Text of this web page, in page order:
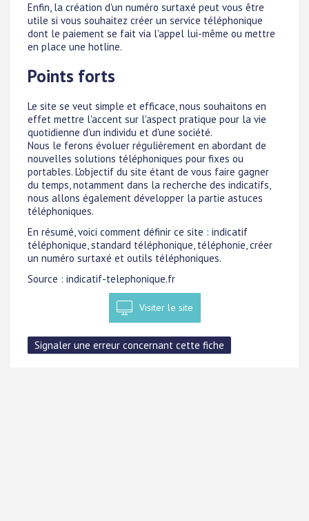
Enfin, la création d'un numéro surtaxé peut vous être
utile si vous souhaitez créer un service téléphonique
dont le paiement se fait via l'appel lui-même ou mettre
en place une hotline.
Points forts
Le site se veut simple et efficace, nous souhaitons en
effet mettre l'accent sur l'aspect pratique pour la vie
quotidienne d'un individu et d'une société.
Nous le ferons évoluer régulièrement en abordant de
nouvelles solutions téléphoniques pour fixes ou
portables. L'objectif du site étant de vous faire gagner
du temps, notamment dans la recherche des indicatifs,
nous allons également développer la partie astuces
téléphoniques.
En résumé, voici comment définir ce site : indicatif
téléphonique, standard téléphonique, téléphonie, créer
un numéro surtaxé et outils téléphoniques.
Source : indicatif-telephonique.fr
Visiter le site